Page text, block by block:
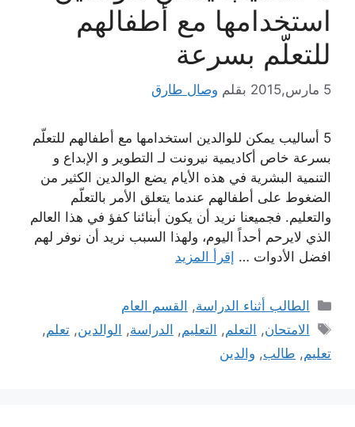
استخدامها مع أطفالهم
للتعلّم بسرعة
5 مارس,2015 بقلم وصال طارق
5 أساليب يمكن للوالدين استخدامها مع أطفالهم للتعلّم
بسرعة خاص أكاديمية نيرونت لـ التطوير و الإبداع و
التنمية البشرية في هذه الأيام يضع الوالدين الكثير من
الضغوط على أطفالهم عندما يتعلق الأمر بالتعلّم
والتعليم. فجميعنا نريد أن يكون أبنائنا كفؤ في هذا العالم
الذي لايرحم أحداً اليوم، ولهذا السبب نريد أن نوفر لهم
افضل الأدوات … إقرأ المزيد
التصنيفات
الطالب أثناء الدراسة, القسم العام
الوسوم
الامتحان, التعلم, التعليم, الدراسة, الوالدين,تعلم,
تعليم, طالب, والدين